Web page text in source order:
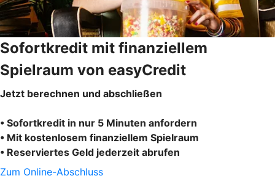
Sofortkredit mit finanziellem
Spielraum von easyCredit
Jetzt berechnen und abschließen
• Sofortkredit in nur 5 Minuten anfordern
• Mit kostenlosem finanziellem Spielraum
• Reserviertes Geld jederzeit abrufen
Zum Online-Abschluss